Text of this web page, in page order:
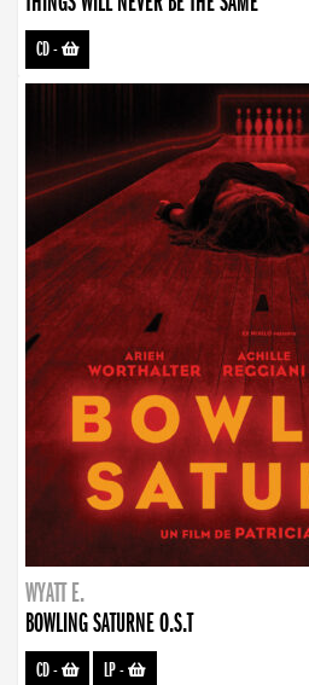
CD-
WYATT E.
BOWLING SATURNE O.S.T
CD- LP-